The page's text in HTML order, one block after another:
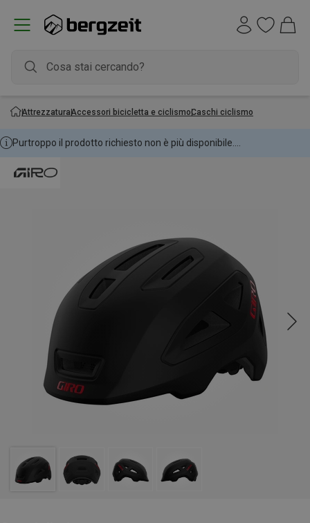
AttrezzaturaAccessori bicicletta e ciclismoCaschi ciclismo
Purtroppo il prodotto richiesto non è più disponibile....